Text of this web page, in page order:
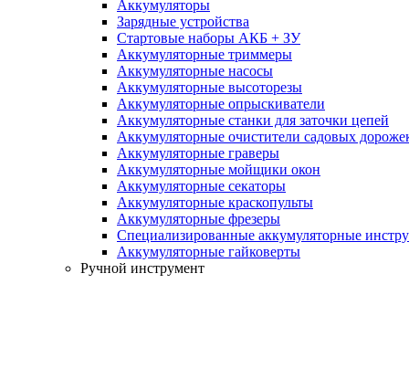
Аккумуляторы
Зарядные устройства
Стартовые наборы АКБ + ЗУ
Аккумуляторные триммеры
Аккумуляторные насосы
Аккумуляторные высоторезы
Аккумуляторные опрыскиватели
Аккумуляторные станки для заточки цепей
Аккумуляторные очистители садовых
Аккумуляторные граверы
Аккумуляторные мойщики окон
Аккумуляторные секаторы
Аккумуляторные краскопульты
Аккумуляторные фрезеры
Специализированные аккумуляторные
Аккумуляторные гайковерты
Ручной инструмент